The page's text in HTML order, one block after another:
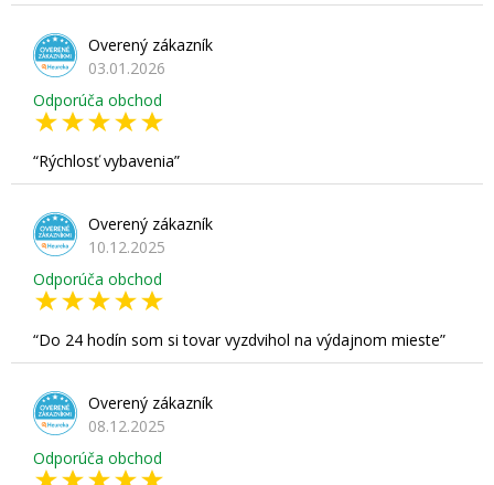
Overený zákazník
03.01.2026
Odporúča obchod
Rýchlosť vybavenia
Overený zákazník
10.12.2025
Odporúča obchod
Do 24 hodín som si tovar vyzdvihol na výdajnom mieste
Overený zákazník
08.12.2025
Odporúča obchod